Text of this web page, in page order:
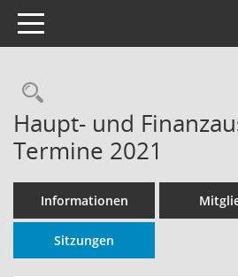
Toggle navigation
Rechercheauswahl
Haupt- und
Termine 2021
Informationen
Sitzungen